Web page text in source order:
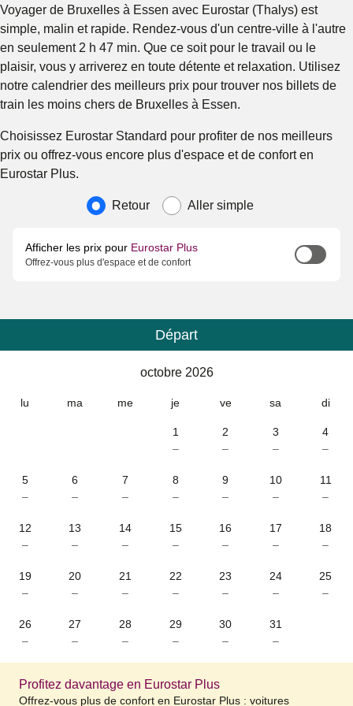
Voyager de Bruxelles à Essen avec Eurostar (Thalys) est
simple, malin et rapide. Rendez-vous d'un centre-ville à l'autre
en seulement 2 h 47 min. Que ce soit pour le travail ou le
plaisir, vous y arriverez en toute détente et relaxation. Utilisez
notre calendrier des meilleurs prix pour trouver nos billets de
train les moins chers de Bruxelles à Essen.
Choisissez Eurostar Standard pour profiter de nos meilleurs
prix ou offrez-vous encore plus d'espace et de confort en
Eurostar Plus.
Type de voyage
Retour Aller simple
Afficher les prix pour Eurostar Plus
Offrez-vous plus d'espace et de confort
Calendrier
Départ
octobre 2026
lu ma me je ve sa di
1
–
2
–
3
–
4
–
5
–
6
–
7
–
8
–
9
–
10
–
11
–
12
–
13
–
14
–
15
–
16
–
17
–
18
–
19
–
20
–
21
–
22
–
23
–
24
–
25
–
26
–
27
–
28
–
29
–
30
–
31
–
Profitez davantage en Eurostar Plus
Offrez-vous plus de confort en Eurostar Plus : voitures